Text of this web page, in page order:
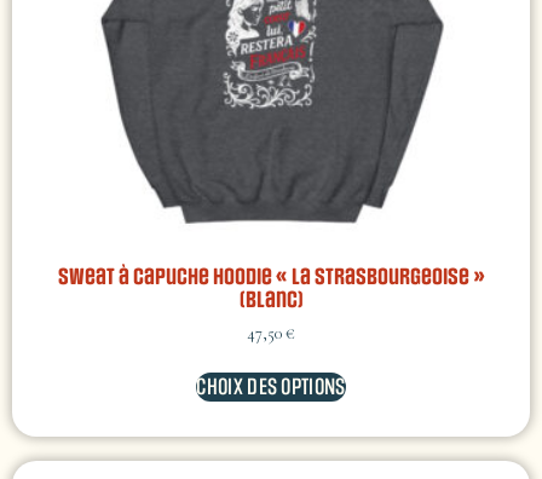
Sweat à capuche hoodie « La Strasbourgeoise »
(Blanc)
47,50€
CHOIX DES OPTIONS